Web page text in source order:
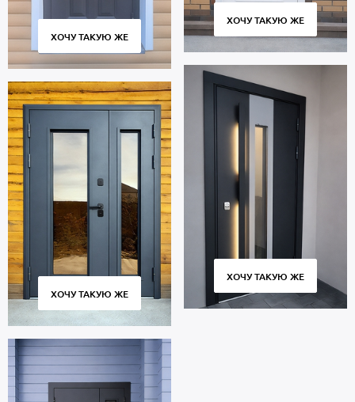
ХОЧУ ТАКУЮ ЖЕ
ХОЧУ ТАКУЮ ЖЕ
ХОЧУ ТАКУЮ ЖЕ
ХОЧУ ТАКУЮ ЖЕ